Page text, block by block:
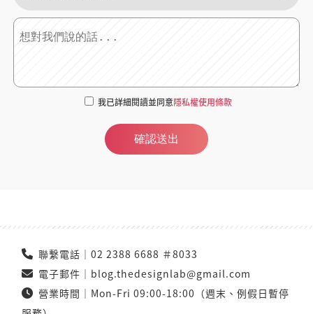
我已詳細閱讀並同意隱私權使用條款
確認送出
聯繫電話｜02 2388 6688 ＃8033
電子郵件｜ blog.thedesignlab@gmail.com
營業時間｜Mon-Fri 09:00-18:00（週末、例假日暫停